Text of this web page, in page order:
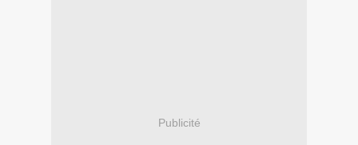
Publicité